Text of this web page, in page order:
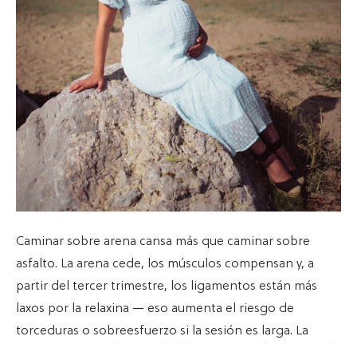
Caminar sobre arena cansa más que caminar sobre
asfalto. La arena cede, los músculos compensan y, a
partir del tercer trimestre, los ligamentos están más
laxos por la relaxina — eso aumenta el riesgo de
torceduras o sobreesfuerzo si la sesión es larga. La